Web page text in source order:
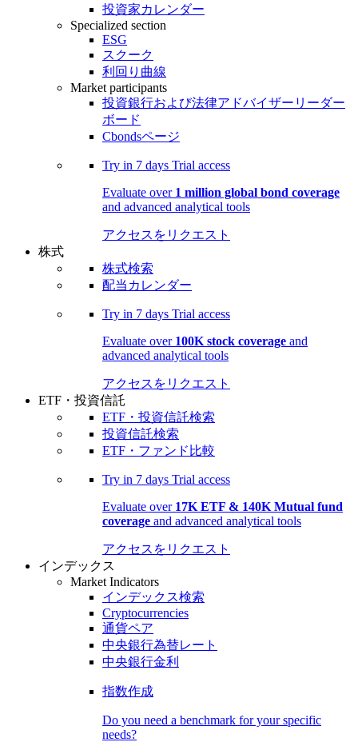
投資家カレンダー
Specialized section
ESG
スクーク
利回り曲線
Market participants
投資銀行および法律アドバイザーリーダー
ボード
Cbondsページ
Try in 7 days Trial access
Evaluate over 1 million global bond coverage
and advanced analytical tools
アクセスをリクエスト
株式
株式検索
配当カレンダー
Try in 7 days Trial access
Evaluate over 100K stock coverage and
advanced analytical tools
アクセスをリクエスト
ETF・投資信託
ETF・投資信託検索
投資信託検索
ETF・ファンド比較
Try in 7 days Trial access
Evaluate over 17K ETF & 140K Mutual fund
coverage and advanced analytical tools
アクセスをリクエスト
インデックス
Market Indicators
インデックス検索
Cryptocurrencies
通貨ペア
中央銀行為替レート
中央銀行金利
指数作成
Do you need a benchmark for your specific
needs?